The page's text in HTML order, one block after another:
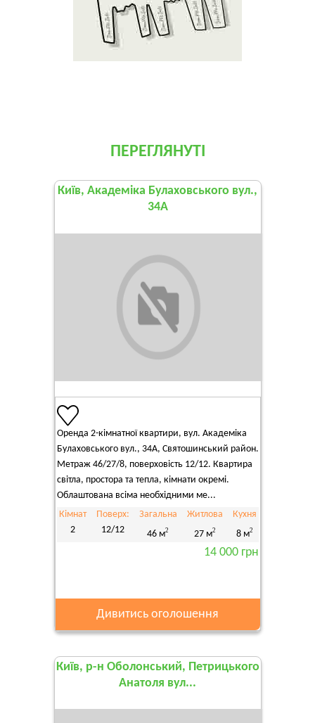
ПЕРЕГЛЯНУТІ
Київ, Академіка Булаховського вул.,
34А
Оренда 2-кімнатної квартири, вул. Академіка
Булаховського вул., 34А, Святошинський район.
Метраж 46/27/8, поверховість 12/12. Квартира
світла, простора та тепла, кімнати окремі.
Облаштована всіма необхідними ме...
Кімнат
2
Поверх:
12/12
Загальна
46 м2
Житлова
27 м2
Кухня
8 м2
14 000 грн
Дивитись оголошення
Київ, р-н Оболонський, Петрицького
Анатоля вул...